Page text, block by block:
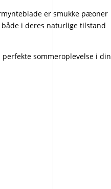
er smukke pæoner
i deres naturlige tilstand
sommeroplevelse i din